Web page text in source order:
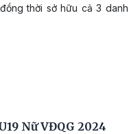
thời sở hữu cả 3 danh
Nữ VĐQG 2024